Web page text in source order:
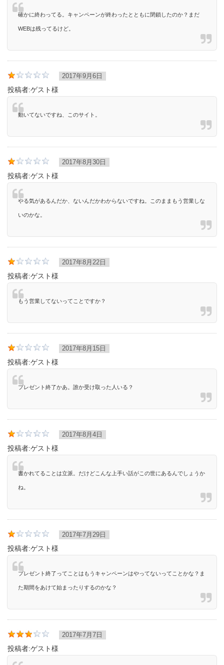
確かに終わってる。キャンペーンが終わったとともに閉鎖したのか？まだ
WEBは残ってるけど。
2017年9月6日
投稿者:ゲスト様
動いてないですね、このサイト。
2017年8月30日
投稿者:ゲスト様
やる気があるんだか、ないんだかわからないですね。このままもう営業しな
いのかな。
2017年8月22日
投稿者:ゲスト様
もう営業してないってことですか？
2017年8月15日
投稿者:ゲスト様
プレゼント終了かあ。誰か受け取った人いる？
2017年8月4日
投稿者:ゲスト様
書かれてることは立派。だけどこんな上手い話がこの世にあるんでしょうか
ね。
2017年7月29日
投稿者:ゲスト様
プレゼント終了ってことはもうキャンペーンはやってないってことかな？ま
た期間をあけて始まったりするのかな？
2017年7月7日
投稿者:ゲスト様